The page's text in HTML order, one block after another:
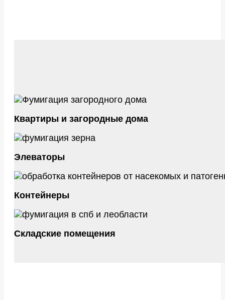
Квартиры и загородные дома
Элеваторы
Контейнеры
Складские помещения